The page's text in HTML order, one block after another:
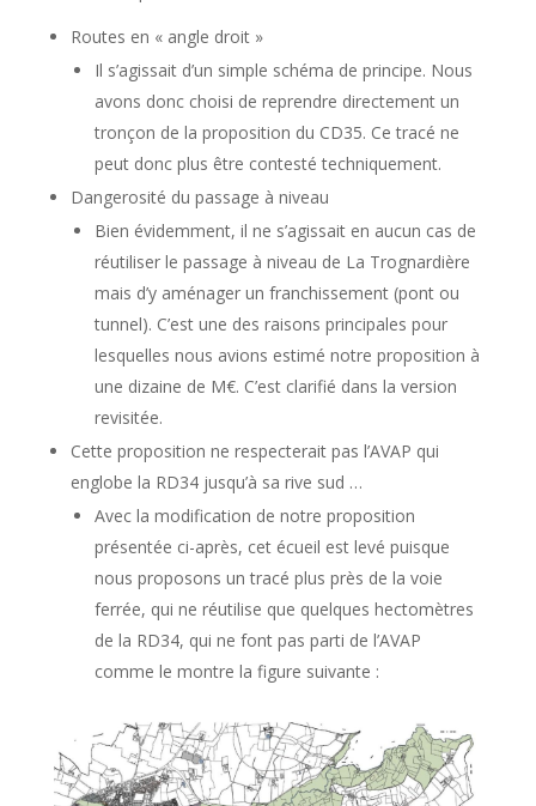
Routes en « angle droit »
Il s’agissait d’un simple schéma de principe. Nous
avons donc choisi de reprendre directement un
tronçon de la proposition du CD35. Ce tracé ne
peut donc plus être contesté techniquement.
Dangerosité du passage à niveau
Bien évidemment, il ne s’agissait en aucun cas de
réutiliser le passage à niveau de La Trognardière
mais d’y aménager un franchissement (pont ou
tunnel). C’est une des raisons principales pour
lesquelles nous avions estimé notre proposition à
une dizaine de M€. C’est clarifié dans la version
revisitée.
Cette proposition ne respecterait pas l’AVAP qui
englobe la RD34 jusqu’à sa rive sud …
Avec la modification de notre proposition
présentée ci-après, cet écueil est levé puisque
nous proposons un tracé plus près de la voie
ferrée, qui ne réutilise que quelques hectomètres
de la RD34, qui ne font pas parti de l’AVAP
comme le montre la figure suivante :